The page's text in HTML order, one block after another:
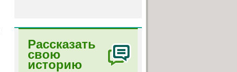
Рассказать
свою
историю